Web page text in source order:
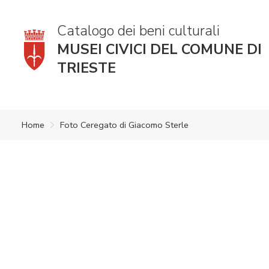
Catalogo dei beni culturali
MUSEI CIVICI DEL COMUNE DI
TRIESTE
Home Foto Ceregato di Giacomo Sterle